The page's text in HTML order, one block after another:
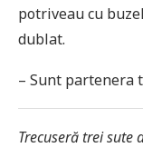
potriveau cu
dublat.
– Sunt partenera
Trecuseră trei sute